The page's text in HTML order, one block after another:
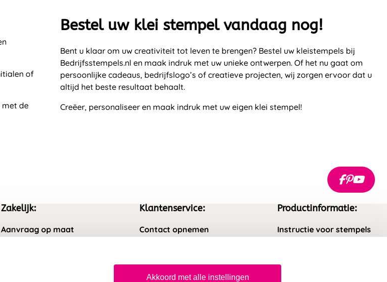
of
met de
Bestel uw klei stempel vandaag nog!
Bent u klaar om uw creativiteit tot leven te brengen? Bestel uw kleistempels bij
Bedrijfsstempels.nl en maak indruk met uw unieke ontwerpen. Of het nu gaat om
persoonlijke cadeaus, bedrijfslogo’s of creatieve projecten, wij zorgen ervoor dat u
altijd het beste resultaat behaalt.
Creëer, personaliseer en maak indruk met uw eigen klei stempel!
Zakelijk:
Aanvraag op maat
Klantenservice:
Contact opnemen
Retourneren
Productinformatie:
Instructie voor stempels
Safety Sheets
Akkoord met alle instellingen